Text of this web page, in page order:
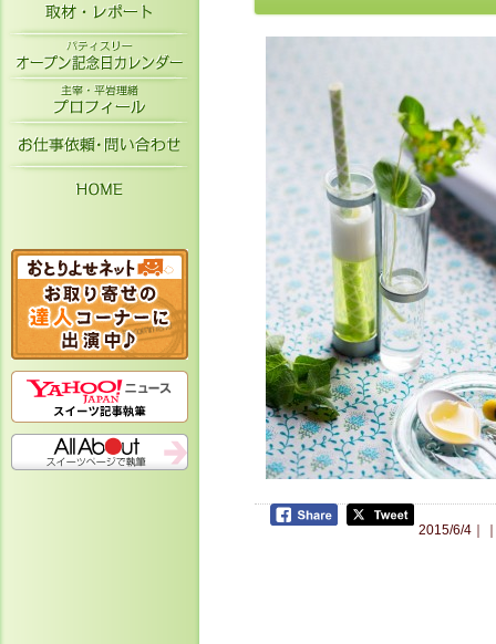
主宰・平岩理緒プロフィール
お仕事依頼・お問い合わせ
2015/6/4｜